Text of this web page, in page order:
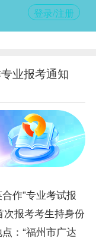
登录/注册
业报考通知
作”专业考试报
次报考考生持身份
：“福州市广达